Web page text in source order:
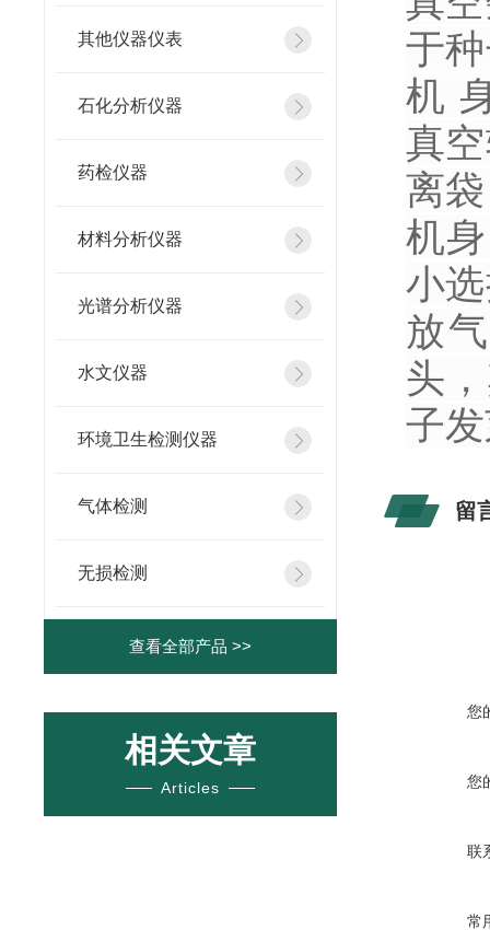
其他仪器仪表
石化分析仪器
药检仪器
材料分析仪器
光谱分析仪器
水文仪器
环境卫生检测仪器
气体检测
无损检测
查看全部产品 >>
相关文章
Articles
于
机
真
离
机
小
放
头
子
留
您
您
联
常